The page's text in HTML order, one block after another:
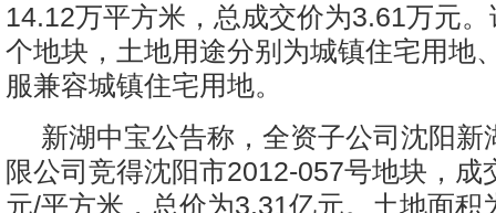
14.12万平方米，总成交价为3.61万元
个地块，土地用途分别为城镇住宅用地
服兼容城镇住宅用地。
新湖中宝公告称，全资子公司沈阳新
限公司竞得沈阳市2012-057号地块，成
元/平方米，总价为3.31亿元。土地面积